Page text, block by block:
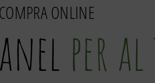
COMPRA ONLINE
per